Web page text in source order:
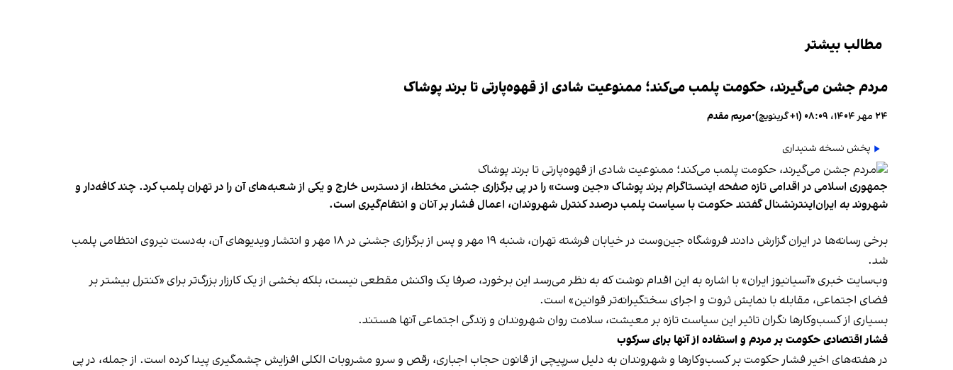
مطالب بیشتر
مردم جشن می‌گیرند، حکومت پلمب می‌کند؛ ممنوعیت شادی از قهوه‌پارتی تا برند پوشاک
۲۴ مهر ۱۴۰۴، ۰۸:۰۹ (‎+۱ گرینویچ) •مریم مقدم
پخش نسخه شنیداری
جمهوری اسلامی در اقدامی تازه صفحه اینستاگرام برند پوشاک «جین وست» را در پی برگزاری جشنی مختلط، از دسترس خارج و یکی از شعبه‌های آن را در تهران پلمب کرد. چند کافه‌‌دار و
شهروند به ایران‌اینترنشنال گفتند حکومت با سیاست پلمب درصدد کنترل شهروندان، اعمال فشار بر آنان و انتقام‌گیری است.
برخی رسانه‌ها در ایران گزارش دادند فروشگاه جین‌وست در خیابان فرشته تهران، شنبه ۱۹ مهر و پس از برگزاری جشنی در ۱۸ مهر و انتشار ویدیوهای آن، به‌دست نیروی انتظامی پلمب
شد.
وب‌سایت خبری «آسیانیوز ایران» با اشاره به این اقدام نوشت که به نظر می‌رسد این برخورد، صرفا یک واکنش مقطعی نیست، بلکه بخشی از یک کارزار بزرگ‌تر برای «کنترل بیشتر بر
فضای اجتماعی، مقابله با نمایش ثروت و اجرای سختگیرانه‌تر قوانین» است.
بسیاری از کسب‌وکارها نگران تاثیر این سیاست‌ تازه بر معیشت، سلامت روان شهروندان و زندگی اجتماعی آنها هستند.
فشار اقتصادی حکومت بر مردم و استفاده از آنها برای سرکوب
در هفته‌های اخیر فشار حکومت بر کسب‌وکارها و شهروندان به دلیل سرپیچی از قانون حجاب اجباری، رقص و سرو مشروبات الکلی افزایش چشمگیری پیدا کرده است. از جمله، در پی